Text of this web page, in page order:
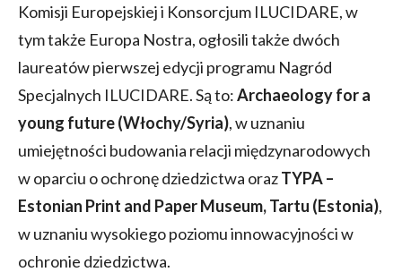
Komisji Europejskiej i Konsorcjum ILUCIDARE, w
tym także Europa Nostra, ogłosili także dwóch
laureatów pierwszej edycji programu Nagród
Specjalnych ILUCIDARE. Są to:Archaeology for a
young future (Włochy/Syria), w uznaniu
umiejętności budowania relacji międzynarodowych
w oparciu o ochronę dziedzictwa orazTYPA –
Estonian Print and Paper Museum, Tartu (Estonia),
w uznaniu wysokiego poziomu innowacyjności w
ochronie dziedzictwa.